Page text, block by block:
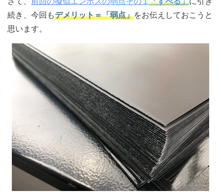
続き、今回もデメリット＝「弱点」をお伝えしておこうと
思います。